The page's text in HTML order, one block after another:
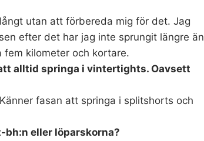
utan att förbereda mig för det. Jag
efter det har jag inte sprungit längre än
kilometer och kortare.
alltid springa i vintertights. Oavsett
fasan att springa i splitshorts och
eller löparskorna?